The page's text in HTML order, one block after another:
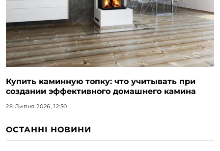
Купить каминную топку: что учитывать при
создании эффективного домашнего камина
28 Липня 2026, 12:50
ОСТАННІ НОВИНИ